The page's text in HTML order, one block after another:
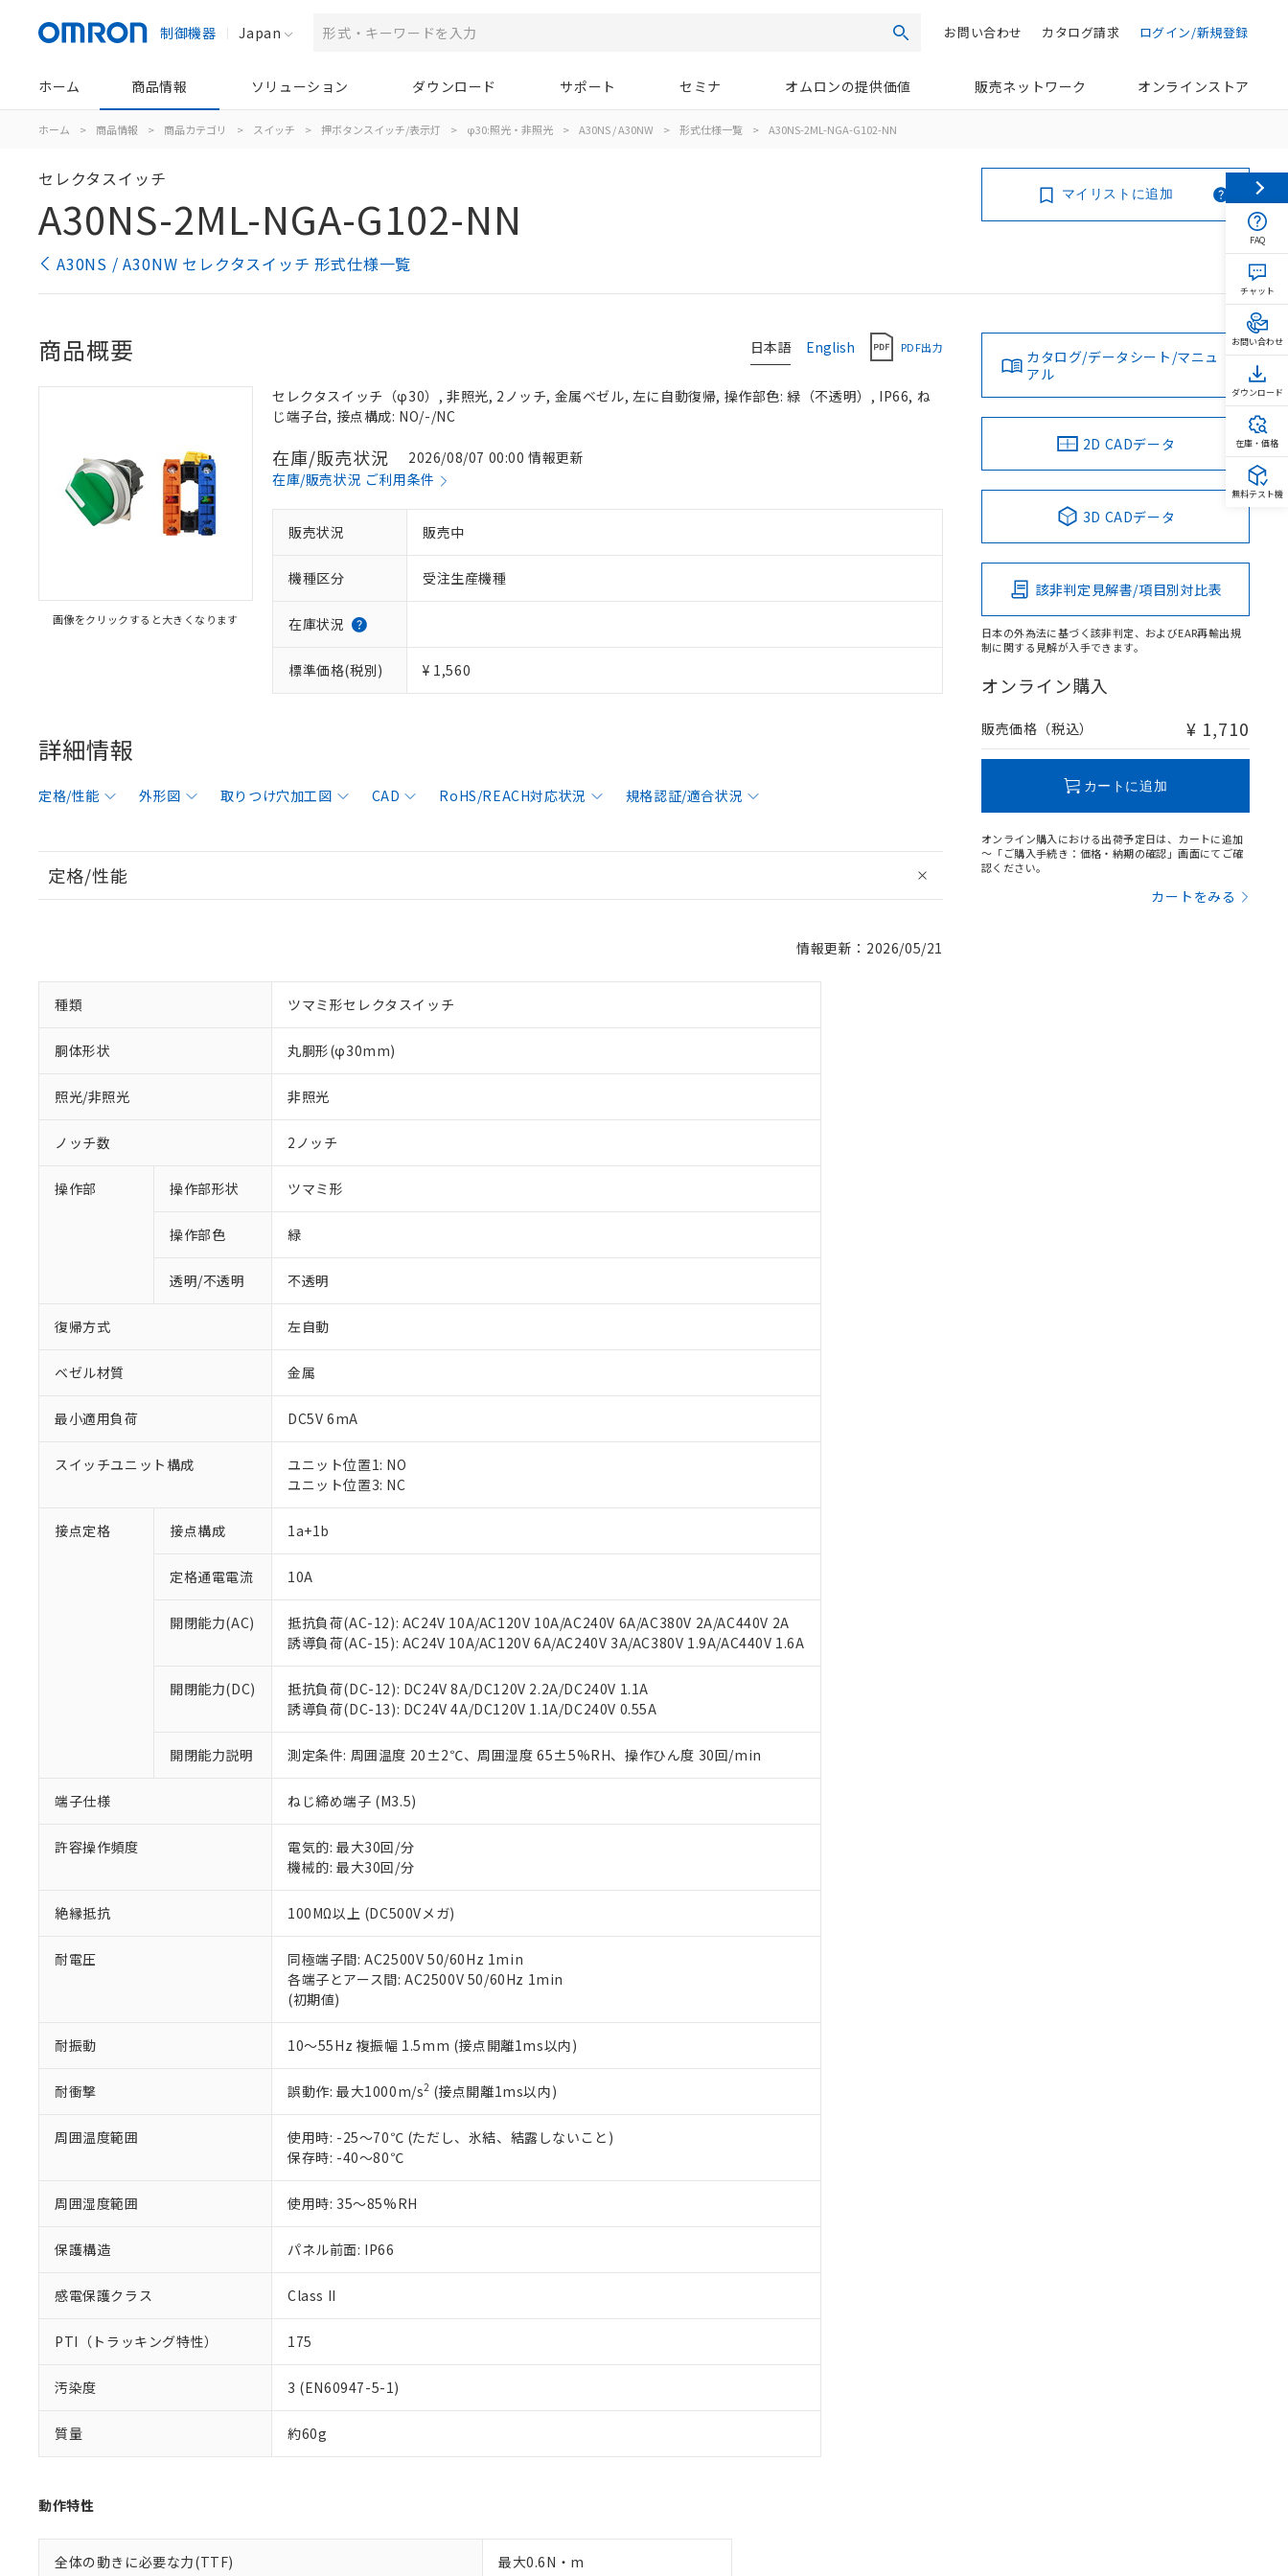
制御機器 Japan 検索 ログイン/新規登録
カタログ請求
お問い合わせ
ホーム 商品情報 ソリューション ダウンロード サポート セミナ オムロンの提供価値 販売ネットワーク オンラインストア
ホーム > 商品情報 > 商品カテゴリ > スイッチ > 押ボタンスイッチ/表示灯 > φ30:照光・非照光 > A30NS / A30NW > 形式仕様一覧 > A30NS-2ML-NGA-G102-NN
セレクタスイッチ
A30NS-2ML-NGA-G102-NN
A30NS / A30NW セレクタスイッチ 形式仕様一覧
マイリストに追加
日本語 English PDF出力
商品概要
画像をクリックすると大きくなります
セレクタスイッチ（φ30）, 非照光, 2ノッチ, 金属ベゼル, 左に自動復帰, 操作部色: 緑（不透明）, IP66, ね
じ端子台, 接点構成: NO/-/NC
在庫/販売状況
2026/08/07 00:00 情報更新
在庫/販売状況 ご利用条件
販売状況 販売中
機種区分 受注生産機種
在庫状況
標準価格(税別) ¥ 1,560
詳細情報
定格/性能 外形図 取りつけ穴加工図 CAD RoHS/REACH対応状況 規格認証/適合状況
定格/性能
情報更新：2026/05/21
種類 ツマミ形セレクタスイッチ
胴体形状 丸胴形(φ30mm)
照光/非照光 非照光
ノッチ数 2ノッチ
操作部 操作部形状 ツマミ形
操作部色 緑
透明/不透明 不透明
復帰方式 左自動
ベゼル材質 金属
最小適用負荷 DC5V 6mA
スイッチユニット構成
ユニット位置1: NO
ユニット位置3: NC
接点定格 接点構成 1a+1b
定格通電電流 10A
開閉能力(AC)
抵抗負荷(AC-12): AC24V 10A/AC120V 10A/AC240V 6A/AC380V 2A/AC440V 2A
誘導負荷(AC-15): AC24V 10A/AC120V 6A/AC240V 3A/AC380V 1.9A/AC440V 1.6A
開閉能力(DC)
抵抗負荷(DC-12): DC24V 8A/DC120V 2.2A/DC240V 1.1A
誘導負荷(DC-13): DC24V 4A/DC120V 1.1A/DC240V 0.55A
開閉能力説明 測定条件: 周囲温度 20±2℃、周囲湿度 65±5%RH、操作ひん度 30回/min
端子仕様 ねじ締め端子 (M3.5)
許容操作頻度
電気的: 最大30回/分
機械的: 最大30回/分
絶縁抵抗 100MΩ以上 (DC500Vメガ)
耐電圧
同極端子間: AC2500V 50/60Hz 1min
各端子とアース間: AC2500V 50/60Hz 1min
(初期値)
耐振動 10～55Hz 複振幅 1.5mm (接点開離1ms以内)
耐衝撃 誤動作: 最大1000m/s2 (接点開離1ms以内)
周囲温度範囲
使用時: -25～70℃ (ただし、氷結、結露しないこと)
保存時: -40～80℃
周囲湿度範囲 使用時: 35～85%RH
保護構造 パネル前面: IP66
感電保護クラス Class II
PTI（トラッキング特性） 175
汚染度 3 (EN60947-5-1)
質量 約60g
動作特性
全体の動きに必要な力(TTF) 最大0.6N・m
カタログ/データシート/マニュ
アル
2D CADデータ
3D CADデータ
該非判定見解書/項目別対比表
日本の外為法に基づく該非判定、およびEAR再輸出規
制に関する見解が入手できます。
オンライン購入
販売価格（税込） ¥ 1,710
カートに追加
オンライン購入における出荷予定日は、カートに追加
～「ご購入手続き：価格・納期の確認」画面にてご確
認ください。
カートをみる
ご利用条件
以下の条件をお読みいただき、同意のうえご利用ください。
本サービスは、当社制御機器事業取扱商品の当社在庫状況および標準価格(税抜)を提供させていただ
くものです。
当社制御機器事業取扱商品の中には、本サービスの対象外となる商品もあることをご了承ください。
在庫状況および標準価格照会結果は、記載している更新日時点での社内データに基づき作成されるも
い。
正式な納期状況および標準価格はお客様のお取引先、またはお客様担当のオムロン制御機器販売店・
当社販売員にご相談ください。
在庫状況および標準価格結果を当社の事前の承諾なく第三者に漏洩または開示しないようお願いしま
す。
マイパーツ機能（部品リスト作成サービス）をご利用いただくには、I-Webメンバーズにご登録され
ている必要があります。
が、当社の製品・サービスに関するお客様との取引・商談に必要な範囲で利用することをご了承くだ
さい。
※当社の共同利用者とは、
"個人情報の共同利用に関して"
いる法人を指します。
※1 対応状況
対応予定：EU RoHS指令（10物質）の非含有に対応した製品に切り替える予定のある商品です。
対応予定なし：EU RoHS指令（10物質）の非含有に非対応の商品で、対応品を出す予定はありません。
調査・確認中：EU RoHS指令（10物質）の非含有の対応状況を調査中または確認中の商品です。
非該当品：ライセンス料など無形物で、有害物質有無と関係のない商品です。
があります。
*EU RoHS指令（10物質）：
鉛(Pb) 1000ppm以下、 水銀(Hg) 1000ppm以下、 カドミウム(Cd) 100ppm以下、
六価クロム(Cr(Ⅵ)) 1000ppm以下、ポリ臭化ビフェニル類(PBB) 1000ppm以下、ポリ臭化ジフェニルエーテル類(PBDE) 1000ppm以下、
フタル酸ビス(2-エチルヘキシル) (DEHP)(別名：DOP) 1000ppm以下、フタル酸ブチルベンジル（BBP） 1000ppm以下、フタル酸ジブチ
ル（DBP） 1000ppm以下、フタル酸ジイソブチル (DIBP) 1000ppm以下
但し、RoHS指令で産業用監視および制御機器に対する適用除外項目は除く。
フタル酸エステル類の４物質については閾値を超える意図的な使用がないことを確認しています。
※2 対応予定月
部品在庫の切り替え状況などにより、予定月が前後することがあります。
※3 非含有証明書ダウンロード
下記の非含有証明書をダウンロードすることができます。
EU RoHS指令（10物質）の非含有証明書
51物質の非含有証明書（当社基準）
また、RoHS指令のフタル酸エステル類４物質の対応では、対応完了までの期間は出荷製品に未対応品が
混在することから備考欄に対応日を記載しておりました。
既に当社にて対応品への在庫切替を完了していることから、特段のことがない限り、2022年1月12日よ
り割愛しております。
※1 中国RoHS○×表
「○」：最大均質材料含有率が中国RoHSの基準値以下であることを示します。
「×」：最大均質材料含有率が中国RoHSの基準値を超えていることを示します。
「－」：未確認です。当社販売部門へお問い合わせください。
Pb(鉛) :1000ppm、 Hg(水銀) : 1000ppm、 Cd(カドミウム) : 100ppm、
DEHP(フタル酸ビス(2-エチルヘキシル)) : 1000ppm
※2 環境保護使用期限
「10」：通常の使用状況下において有害物質が外部に漏えいし、環境に深刻な影響を及ぼさない年数を意
味します。
「－」：未確認です。当社販売部門へお問い合わせください。
う）を輸出または国外への提供する場合は、日本国政府の輸出許可(または役務取引許可)を取得する
などの必要な手続きをとります。
当社は規制貨物を破棄する場合は、完全に破砕するなど、違法に輸出されないよう必要な手段を講じ
ます。
当社は貴社製品を、核兵器、ミサイル、化学兵器、生物兵器またはその他武器並びにこれらの製造装
置等に一切使用いたしません。
当社は、貴社製品を第三者に販売する場合は、上記1、2および3の内容を当該第三者に通知します。
たしません。
合意する キャンセル
記
説明
△ 一定数には満たないが在庫あり
－
在庫なし(最新の在庫状況については、お客様のお取引先、またはお客様担当のオムロン制御
空
白
受注生産機種、また在庫状況の情報を公開していない機種
FAQ
チャット
お問い合わせ
ダウンロード
在庫・価格
無料テスト機